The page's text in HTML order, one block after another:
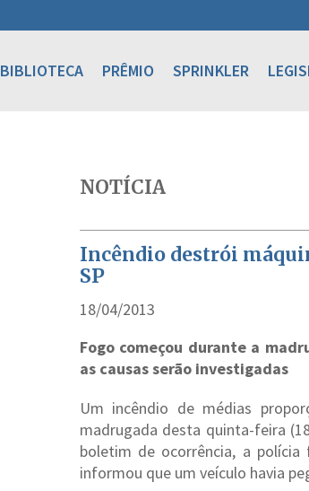
BIBLIOTECA PRÊMIO SPRINKLER
NOTÍCIA
Incêndio destrói
SP
18/04/2013
Fogo começou durante a
as causas serão investigadas
Um incêndio de médias
madrugada desta quinta-feira
boletim de ocorrência, a
informou que um veículo havia